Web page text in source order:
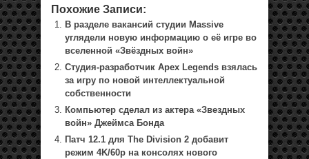
Похожие Записи:
В разделе вакансий студии Massive
углядели новую информацию о её игре во
вселенной «Звёздных войн»
Студия-разработчик Apex Legends взялась
за игру по новой интеллектуальной
собственности
Компьютер сделал из актера «Звездных
войн» Джеймса Бонда
Патч 12.1 для The Division 2 добавит
режим 4K/60p на консолях нового